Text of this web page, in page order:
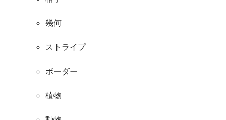
幾何
ストライプ
ボーダー
植物